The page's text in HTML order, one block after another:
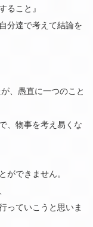
ること』
分達で考えて結論を
、愚直に一つのこと
、物事を考え易くな
ができません。
っていこうと思いま